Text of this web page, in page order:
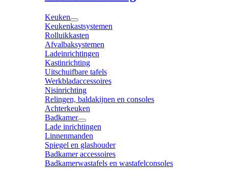
Keuken
Keukenkastsystemen
Rolluikkasten
Afvalbaksystemen
Ladeinrichtingen
Kastinrichting
Uitschuifbare tafels
Werkbladaccessoires
Nisinrichting
Relingen, baldakijnen en consoles
Achterkeuken
Badkamer
Lade inrichtingen
Linnenmanden
Spiegel en glashouder
Badkamer accessoires
Badkamerwastafels en wastafelconsoles